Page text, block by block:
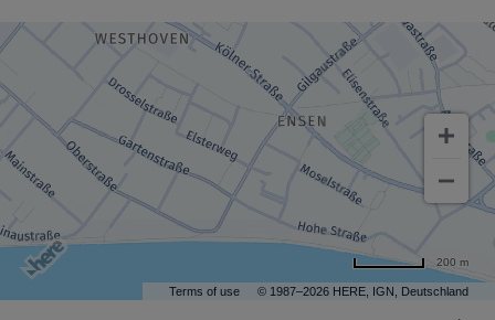
Terms of use © 1987–2026 HERE, IGN, Deutschland
200 m